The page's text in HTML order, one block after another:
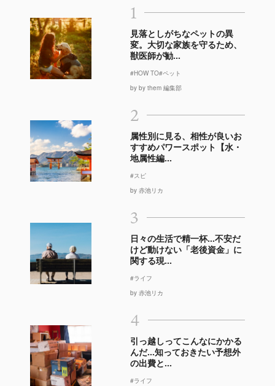
1
見落としがちなペットの異
変。大切な家族を守るため、
獣医師が勧...
#HOW TO#ペット
by by them 編集部
2
属性別に見る、相性が良いお
すすめパワースポット【水・
地属性編...
#スピ
by 赤池リカ
3
日々の生活で精一杯…不安だ
けど動けない「老後資金」に
関する現...
#ライフ
by 赤池リカ
4
引っ越しってこんなにかかる
んだ…知っておきたい予想外
の出費と...
#ライフ